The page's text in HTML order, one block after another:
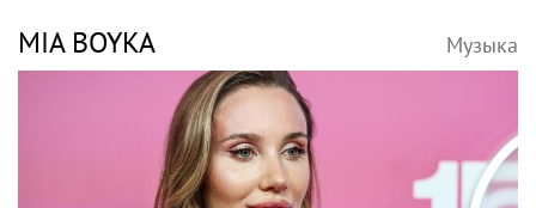
MIA BOYKA Музыка